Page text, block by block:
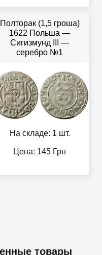
Полторак (1,5 гроша)
1622 Польша —
Сигизмунд III —
серебро №1
На складе: 1 шт.
Цена: 145 Грн
товары